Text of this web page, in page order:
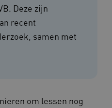
Deze zijn
recent
samen met
om lessen nog